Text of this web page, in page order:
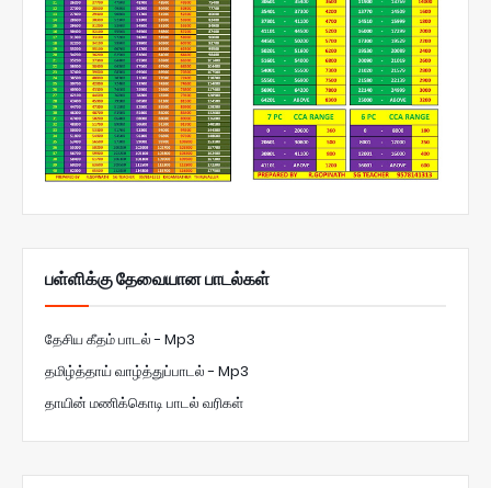
பள்ளிக்கு தேவையான பாடல்கள்
தேசிய கீதம் பாடல் - Mp3
தமிழ்த்தாய் வாழ்த்துப்பாடல் - Mp3
தாயின் மணிக்கொடி பாடல் வரிகள்